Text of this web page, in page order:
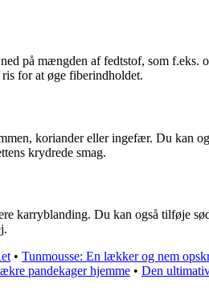
på mængden af fedtstof, som f.eks.
for at øge fiberindholdet.
koriander eller ingefær. Du kan
krydrede smag.
Du kan også tilføje
• Tunmousse: En lækker og nem
pandekager hjemme • Den